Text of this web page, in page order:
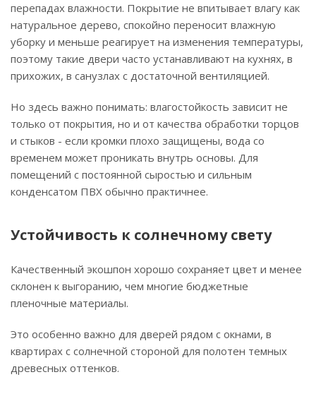
перепадах влажности. Покрытие не впитывает влагу как
натуральное дерево, спокойно переносит влажную
уборку и меньше реагирует на изменения температуры,
поэтому такие двери часто устанавливают на кухнях, в
прихожих, в санузлах с достаточной вентиляцией.
Но здесь важно понимать: влагостойкость зависит не
только от покрытия, но и от качества обработки торцов
и стыков - если кромки плохо защищены, вода со
временем может проникать внутрь основы. Для
помещений с постоянной сыростью и сильным
конденсатом ПВХ обычно практичнее.
Устойчивость к солнечному свету
Качественный экошпон хорошо сохраняет цвет и менее
склонен к выгоранию, чем многие бюджетные
пленочные материалы.
Это особенно важно для дверей рядом с окнами, в
квартирах с солнечной стороной для полотен темных
древесных оттенков.